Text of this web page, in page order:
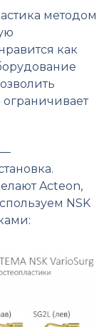
методом
как
—
Acteon,
NSK